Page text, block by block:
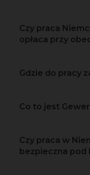
Czy praca
opłaca przy
Gdzie do pracy
Co to jest
Czy praca w
bezpieczna pod